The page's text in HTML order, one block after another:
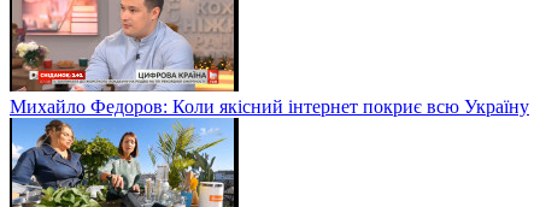
Михайло Федоров: Коли якісний інтернет покриє всю Україну